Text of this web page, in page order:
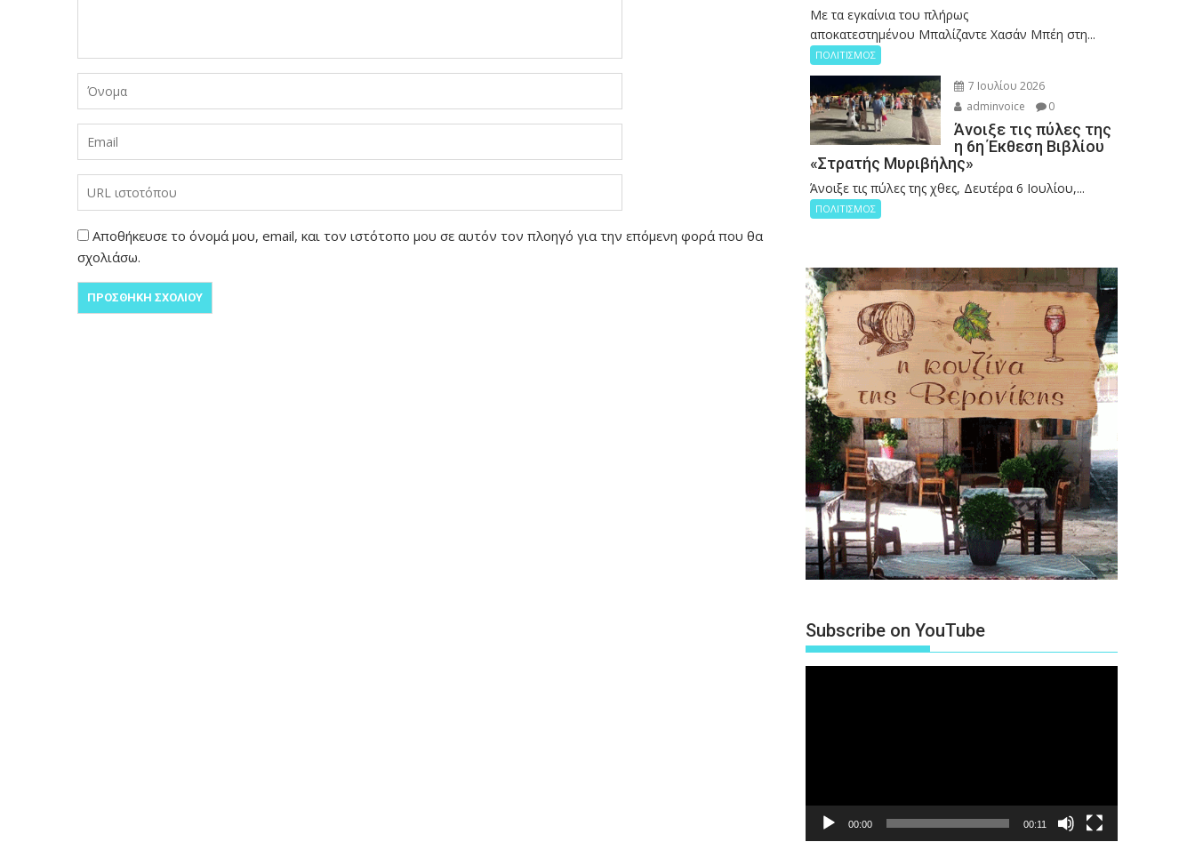
Αποθήκευσε το όνομά μου, email, και τον ιστότοπο μου σε αυτόν τον πλοηγό για την επόμενη φορά που θα
σχολιάσω.
Με τα εγκαίνια του πλήρως
αποκατεστημένου Μπαλίζαντε Χασάν Μπέη στη...
ΠΟΛΙΤΙΣΜΟΣ
7 Ιουλίου 2026
adminvoice
0
Άνοιξε τις πύλες της
η 6η Έκθεση Βιβλίου
«Στρατής Μυριβήλης»
Άνοιξε τις πύλες της χθες, Δευτέρα 6 Ιουλίου,...
ΠΟΛΙΤΙΣΜΟΣ
Subscribe on YouTube
00:00 00:11